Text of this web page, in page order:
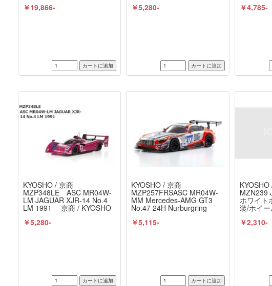
￥19,866- KYOSHO
￥5,280- ￥4,785-
KYOSHO / 京商
MZP348LE ASC MR04W-
LM JAGUAR XJR-14 No.4
LM 1991 京商 / KYOSHO
￥5,280-
KYOSHO / 京商
MZP257FRSASC MR04W-
MM Mercedes-AMG GT3
No.47 24H Nurburgring
￥5,115-
MZN239
ホワイト
装/ホイ
￥2,310-